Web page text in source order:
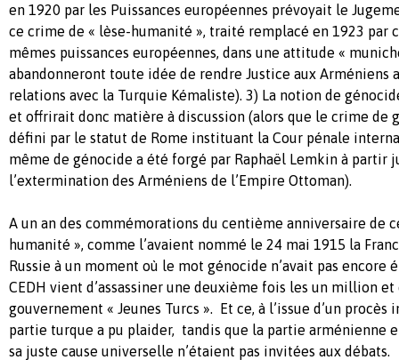
en 1920 par les Puissances européennes prévoyait le
ce crime de « lèse-humanité », traité remplacé en 1923 par
mêmes puissances européennes, dans une attitude «
abandonneront toute idée de rendre Justice aux Arméniens
relations avec la Turquie Kémaliste). 3) La notion de
et offrirait donc matière à discussion (alors que le crime de
défini par le statut de Rome instituant la Cour pénale
même de génocide a été forgé par Raphaël Lemkin à partir
l’extermination des Arméniens de l’Empire Ottoman).
A un an des commémorations du centième anniversaire de
humanité », comme l’avaient nommé le 24 mai 1915 la
Russie à un moment où le mot génocide n’avait pas encore
CEDH vient d’assassiner une deuxième fois les un million
gouvernement « Jeunes Turcs ». Et ce, à l’issue d’un
partie turque a pu plaider, tandis que la partie arménienne
sa juste cause universelle n’étaient pas invitées aux débats.